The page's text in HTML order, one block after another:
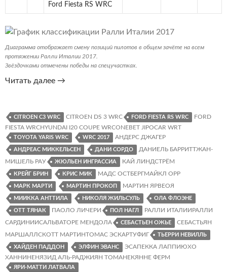
Ford Fiesta RS WRC
Диаграмма отображает смену позиций пилотов в общем зачёте на всем
протяжении Ралли Италии 2017.
Звёздочками отмечены победы на спецучастках.
Читать далее Ралли
Результаты,
статистика,
графики
→
CITROEN C3 WRC CITROEN DS 3 WRC FORD FIESTA RS WRC
FORD
FIESTA WRCHYUNDAI I20 COUPE WRCONEBET JIPOCAR WRT
TOYOTA YARIS WRC WRC 2017 АНДЕРС ДЖАГЕР
АНДРЕАС МИККЕЛЬСЕН ДАНИ СОРДО
ДАНИЕЛЬ БАРРИТТЖАН-
МИШЕЛЬ РАУ
ЖЮЛЬЕН ИНГРАССИА КАЙ ЛИНДСТРЁМ
КРЕЙГ БРИН КРИС МИК МАДС ОСТБЕРГМАЙКЛ ОРР
МАРК МАРТИ МАРТИН ПРОКОП МАРТИН ЯРВЕОЯ
МИИККА АНТТИЛА НИКОЛЯ ЖИЛЬСУЛЬ ОЛА ФЛОЭНЕ
ОТТ ТЯНАК ПАОЛО ЛИЧЕРИ ПОЛ НАГЛ
РАЛЛИ ИТАЛИИРАЛЛИ
САРДИНИИСАЛЬВАТОРЕ МЕНДОЛА
СЕБАСТЬЕН ОЖЬЕ
СЕБАСТЬЯН
МАРШАЛЛСКОТТ МАРТИНТОМАС ЭСКАРТУФИГ
ТЬЕРРИ НЕВИЛЛЬ
ХАЙДЕН ПАДДОН ЭЛФИН ЭВАНС
ЭСАПЕККА ЛАППИЮХО
ХАННИНЕНЯЗИД АЛЬ-РАДЖИЯН ТОМАНЕКЯННЕ ФЕРМ
ЯРИ-МАТТИ ЛАТВАЛА